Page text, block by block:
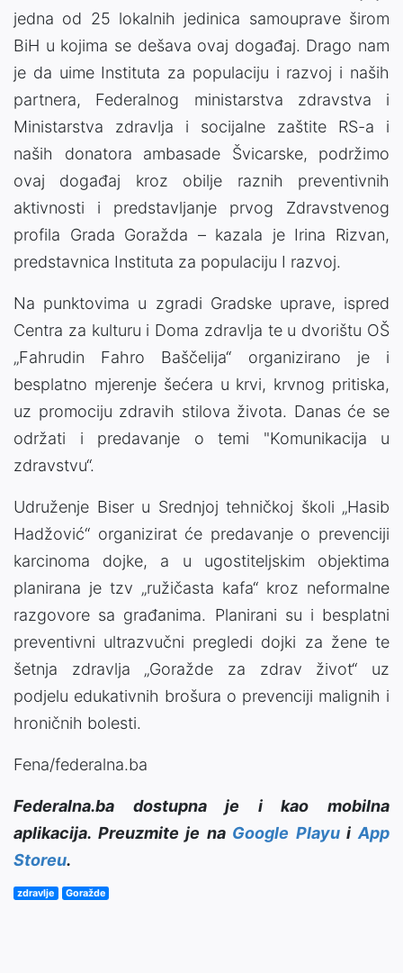
jedna od 25 lokalnih jedinica samouprave širom
BiH u kojima se dešava ovaj događaj. Drago nam
je da uime Instituta za populaciju i razvoj i naših
partnera, Federalnog ministarstva zdravstva i
Ministarstva zdravlja i socijalne zaštite RS-a i
naših donatora ambasade Švicarske, podržimo
ovaj događaj kroz obilje raznih preventivnih
aktivnosti i predstavljanje prvog Zdravstvenog
profila Grada Goražda – kazala je Irina Rizvan,
predstavnica Instituta za populaciju I razvoj.
Na punktovima u zgradi Gradske uprave, ispred
Centra za kulturu i Doma zdravlja te u dvorištu OŠ
„Fahrudin Fahro Baščelija“ organizirano je i
besplatno mjerenje šećera u krvi, krvnog pritiska,
uz promociju zdravih stilova života. Danas će se
održati i predavanje o temi "Komunikacija u
zdravstvu“.
Udruženje Biser u Srednjoj tehničkoj školi „Hasib
Hadžović“ organizirat će predavanje o prevenciji
karcinoma dojke, a u ugostiteljskim objektima
planirana je tzv „ružičasta kafa“ kroz neformalne
razgovore sa građanima. Planirani su i besplatni
preventivni ultrazvučni pregledi dojki za žene te
šetnja zdravlja „Goražde za zdrav život“ uz
podjelu edukativnih brošura o prevenciji malignih i
hroničnih bolesti.
Fena/federalna.ba
Federalna.ba dostupna je i kao mobilna
aplikacija. Preuzmite je na Google PlayuiApp
Storeu.
zdravlje Goražde